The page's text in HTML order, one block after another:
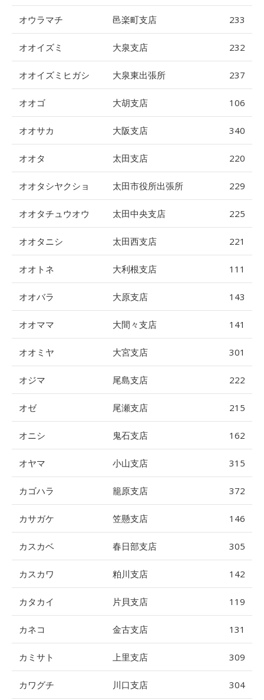
オウラマチ 邑楽町支店 233
オオイズミ 大泉支店 232
オオイズミヒガシ 大泉東出張所 237
オオゴ 大胡支店 106
オオサカ 大阪支店 340
オオタ 太田支店 220
オオタシヤクショ 太田市役所出張所 229
オオタチュウオウ 太田中央支店 225
オオタニシ 太田西支店 221
オオトネ 大利根支店 111
オオバラ 大原支店 143
オオママ 大間々支店 141
オオミヤ 大宮支店 301
オジマ 尾島支店 222
オゼ 尾瀬支店 215
オニシ 鬼石支店 162
オヤマ 小山支店 315
カゴハラ 籠原支店 372
カサガケ 笠懸支店 146
カスカベ 春日部支店 305
カスカワ 粕川支店 142
カタカイ 片貝支店 119
カネコ 金古支店 131
カミサト 上里支店 309
カワグチ 川口支店 304